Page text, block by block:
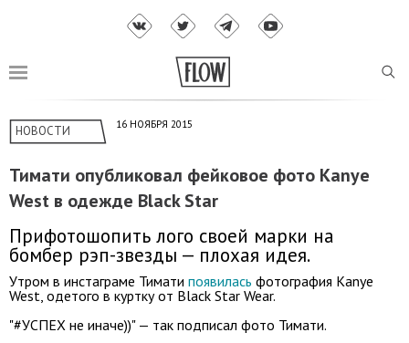
НОВОСТИ 16 НОЯБРЯ 2015
Тимати опубликовал фейковое фото Kanye
West в одежде Black Star
Прифотошопить лого своей марки на
бомбер рэп-звезды — плохая идея.
Утром в инстаграме Тимати появилась фотография Kanye
West, одетого в куртку от Black Star Wear.
"#УСПЕХ не иначе))" — так подписал фото Тимати.